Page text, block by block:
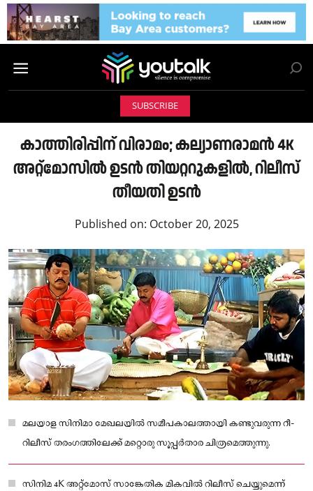
SUBSCRIBE
കാത്തിരിപ്പിന് വിരാമം; കല്യാണരാമൻ 4K
അറ്റ്‌മോസിൽ ഉടൻ തിയറ്ററുകളിൽ, റിലീസ്
തീയതി ഉടൻ
Published on: October 20, 2025
മലയാള സിനിമാ മേഖലയിൽ സമീപകാലത്തായി കണ്ടുവരുന്ന റീ-
റിലീസ് തരംഗത്തിലേക്ക് മറ്റൊരു സൂപ്പർതാര ചിത്രമെത്തുന്നു.
സിനിമ 4K അറ്റ്‌മോസ് സാങ്കേതിക മികവിൽ റിലീസ് ചെയ്യുമെന്ന്